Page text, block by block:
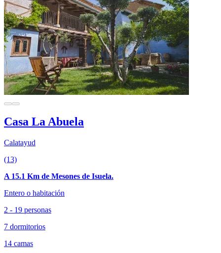
Casa La Abuela
Calatayud
(13)
A 15.1 Km de Mesones de Isuela.
Entero o habitación
2 - 19 personas
7 dormitorios
14 camas